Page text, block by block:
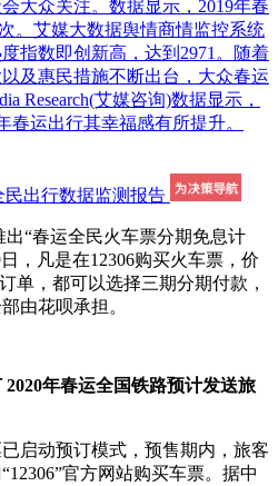
大众关注。数据显示，2019年春
。艾媒大数据舆情商情监控系统
指数即创新高，达到2971。随着
及惠民措施不断出台，大众春运
Research(艾媒咨询)数据显示，
春运出行其幸福感有所提升。
春运全民火车票分期免息计
，凡是在12306购买火车票，价
单，都可以选择三期分期付款，
由花呗承担。
年春运全国铁路预计发送旅
动预订模式，预售期内，旅客
官方网站购买车票。据中